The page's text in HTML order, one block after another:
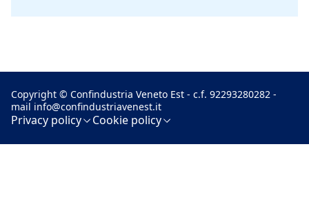
Copyright © Confindustria Veneto Est - c.f. 92293280282 -
mail info@confindustriavenest.it
Privacy policy Cookie policy